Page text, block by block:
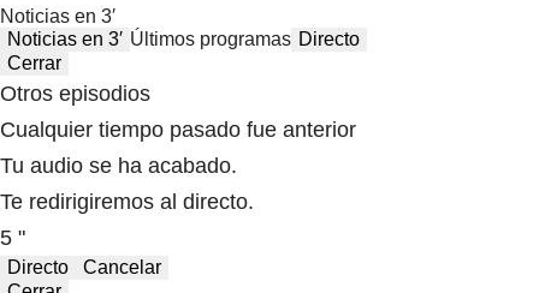
Noticias en 3′
Noticias en 3′ Últimos programas Directo
Cerrar
Otros episodios
Cualquier tiempo pasado fue anterior
Tu audio se ha acabado.
Te redirigiremos al directo.
5 "
Directo
Cancelar